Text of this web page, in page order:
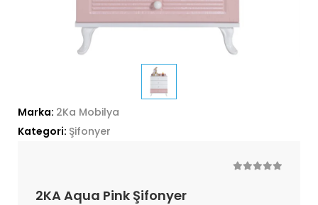
Marka: 2Ka Mobilya
Kategori: Şifonyer
2KA Aqua Pink Şifonyer